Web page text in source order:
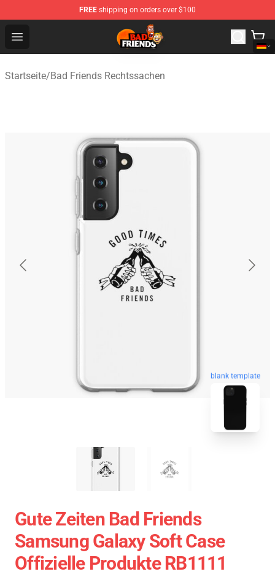
FREE shipping on orders over $100
Open menu
Bad Friends Shop - Official Bad Friends Merchandise
Startseite/Bad Friends Rechtssachen
blank template
Gute Zeiten Bad Friends
Samsung Galaxy Soft Case
Offizielle Produkte RB1111